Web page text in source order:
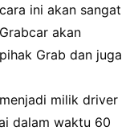
ini akan sangat
akan
Grab dan juga
milik driver
dalam waktu 60